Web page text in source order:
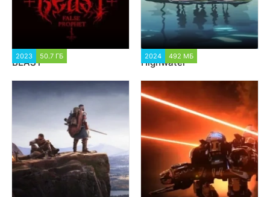
2023 50.7 ГБ
BEAST
2024 492 МБ
Highwater